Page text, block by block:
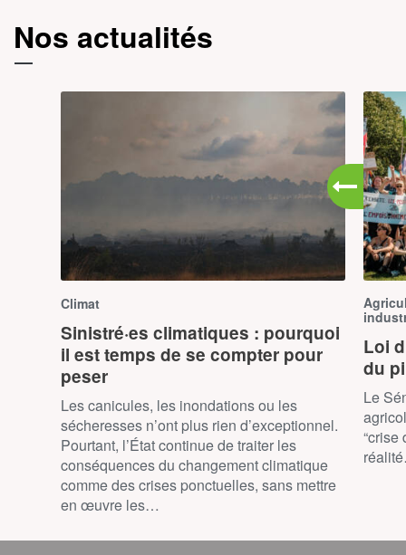
Nos actualités
Climat
Sinistré·es climatiques : pourquoi
il est temps de se compter pour
peser
Les canicules, les inondations ou les
sécheresses n’ont plus rien d’exceptionnel.
Pourtant, l’État continue de traiter les
conséquences du changement climatique
comme des crises ponctuelles, sans mettre
en œuvre les…
Loi
du
Le
“crise